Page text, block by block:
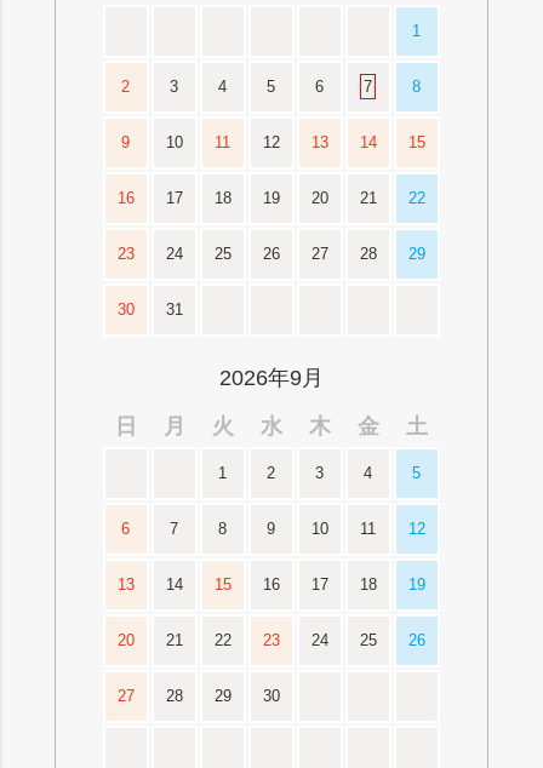
1
2 3 4 5 6 7 8
9 10 11 12 13 14 15
16 17 18 19 20 21 22
23 24 25 26 27 28 29
30 31
2026年9月
日
月 火 水 木 金 土
1 2 3 4 5
6 7 8 9 10 11 12
13 14 15 16 17 18 19
20 21 22 23 24 25 26
27 28 29 30